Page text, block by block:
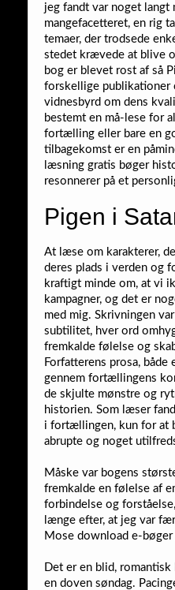
jeg fandt var noget langt
mangefacetteret, en rig
temaer, der trodsede
stedet krævede at blive
bog er blevet rost af så
forskellige publikationer
vidnesbyrd om dens
bestemt en må-lese for
fortælling eller bare en
tilbagekomst er en
læsning gratis bøger
resonnerer på et
Pigen i
At læse om karakterer,
deres plads i verden og
kraftigt minde om, at vi
kampagner, og det er
med mig. Skrivningen
subtilitet, hver ord
fremkalde følelse og
Forfatterens prosa,
gennem fortællingens
de skjulte mønstre og
historien. Som læser
i fortællingen, kun for at
abrupte og noget
Måske var bogens
fremkalde en følelse af
forbindelse og
længe efter, at jeg var
Mose download e-bøger
Det er en blid,
en doven søndag.